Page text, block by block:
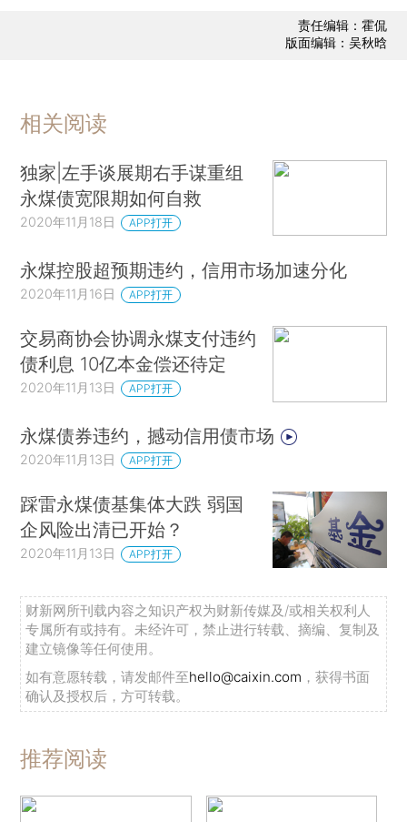
责任编辑：霍侃
版面编辑：吴秋晗
相关阅读
独家|左手谈展期右手谋重组
永煤债宽限期如何自救
2020年11月18日 APP打开
永煤控股超预期违约，信用市场加速分化
2020年11月16日 APP打开
交易商协会协调永煤支付违约
债利息 10亿本金偿还待定
2020年11月13日 APP打开
永煤债券违约，撼动信用债市场
2020年11月13日 APP打开
踩雷永煤债基集体大跌 弱国
企风险出清已开始？
2020年11月13日 APP打开
财新网所刊载内容之知识产权为财新传媒及/或相关权利人
专属所有或持有。未经许可，禁止进行转载、摘编、复制及
建立镜像等任何使用。
如有意愿转载，请发邮件至hello@caixin.com ，获得书面
确认及授权后，方可转载。
推荐阅读